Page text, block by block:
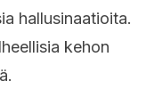
hallusinaatioita.
kehon